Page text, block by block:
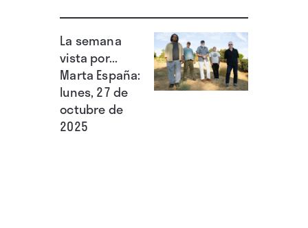
La semana
vista por...
Marta España:
lunes, 27 de
octubre de
2025